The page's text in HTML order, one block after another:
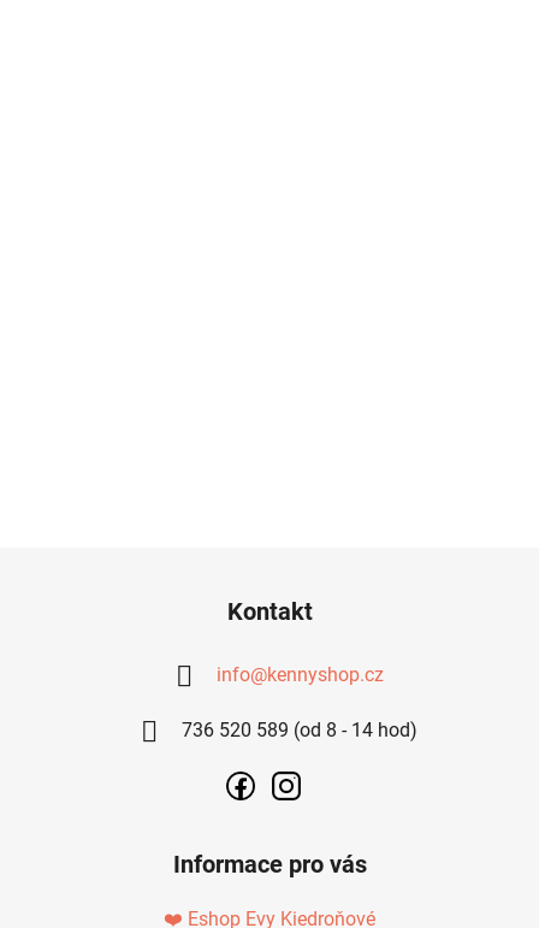
Kontakt
info@kennyshop.cz
736 520 589 (od 8 - 14 hod)
Informace pro vás
❤️ Eshop Evy Kiedroňové